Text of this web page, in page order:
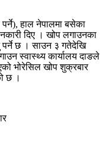
हाल नेपालमा बसेका
दिए । खोप लगाउनका
पर्ने छ । साउन ३ गतेदेखि
स्वास्थ्य कार्यालय दाङले
भोरेसिल खोप शुक्रबार
छ ।